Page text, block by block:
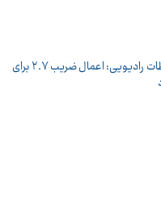
سازمان تنظیم مقررات و ارتباطات رادیویی: اعمال ضریب ۲.۷ برای